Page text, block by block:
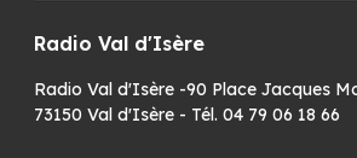
Radio Val d'Isère
Radio Val d'Isère -90 Place Jacques
73150 Val d'Isère - Tél. 04 79 06 18 66